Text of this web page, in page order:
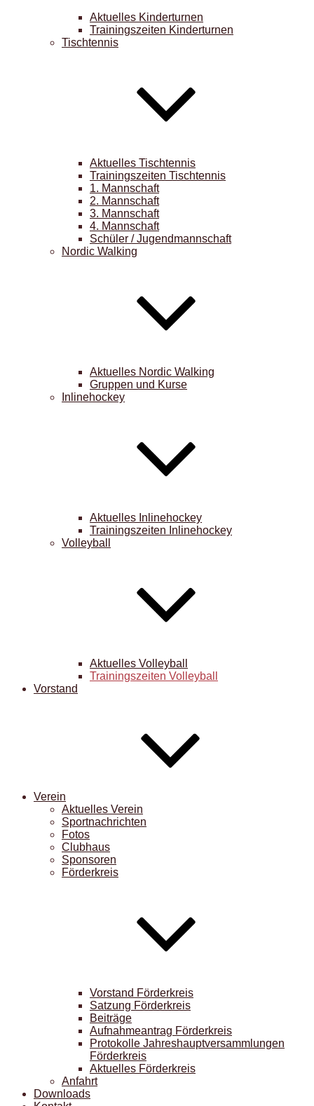
Aktuelles Kinderturnen
Trainingszeiten Kinderturnen
Tischtennis
Aktuelles Tischtennis
Trainingszeiten Tischtennis
1. Mannschaft
2. Mannschaft
3. Mannschaft
4. Mannschaft
Schüler / Jugendmannschaft
Nordic Walking
Aktuelles Nordic Walking
Gruppen und Kurse
Inlinehockey
Aktuelles Inlinehockey
Trainingszeiten Inlinehockey
Volleyball
Aktuelles Volleyball
Trainingszeiten Volleyball
Vorstand
Verein
Aktuelles Verein
Sportnachrichten
Fotos
Clubhaus
Sponsoren
Förderkreis
Vorstand Förderkreis
Satzung Förderkreis
Beiträge
Aufnahmeantrag Förderkreis
Protokolle Jahreshauptversammlungen
Förderkreis
Aktuelles Förderkreis
Anfahrt
Downloads